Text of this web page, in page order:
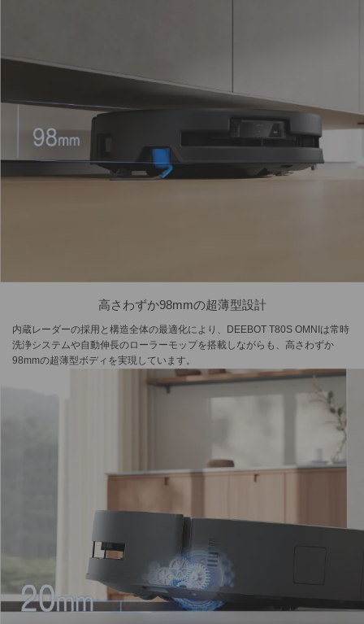
高さわずか98mmの超薄型設計
内蔵レーダーの採用と構造全体の最適化により、DEEBOT T80S OMNIは常時
洗浄システムや自動伸長のローラーモップを搭載しながらも、高さわずか
98mmの超薄型ボディを実現しています。